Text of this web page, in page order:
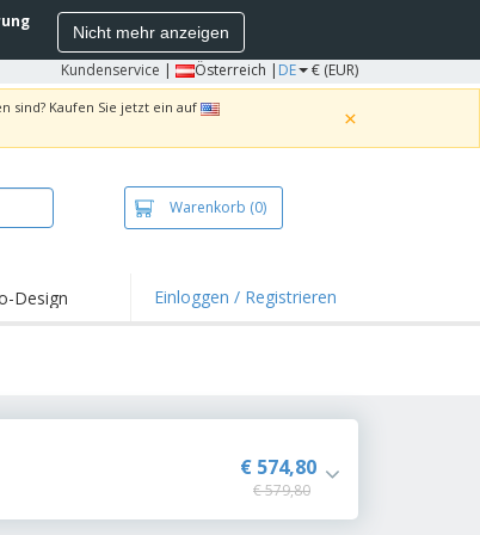
Nicht mehr anzeigen
Kundenservice | Österreich | DE € (EUR)
sind? Kaufen Sie jetzt ein auf
×
Warenkorb (0)
Design Einloggen / Registrieren
€ 574,80
€ 579,80